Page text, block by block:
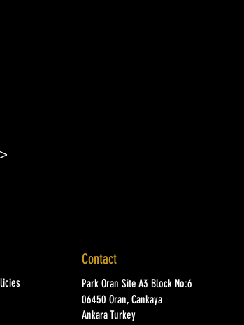
Contact
Park Oran Site A3 Block No:6
06450 Oran, Cankaya
Ankara Turkey